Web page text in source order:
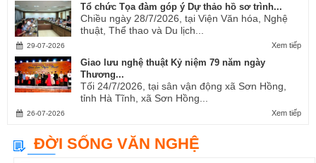
Tổ chức Tọa đàm góp ý Dự thảo hồ sơ trình...
Chiều ngày 28/7/2026, tại Viện Văn hóa, Nghệ
thuật, Thể thao và Du lịch...
Xem tiếp
29-07-2026
Giao lưu nghệ thuật Kỷ niệm 79 năm ngày
Thương...
Tối 24/7/2026, tại sân vận động xã Sơn Hồng,
tỉnh Hà Tĩnh, xã Sơn Hồng...
Xem tiếp
26-07-2026
ĐỜI SỐNG VĂN NGHỆ